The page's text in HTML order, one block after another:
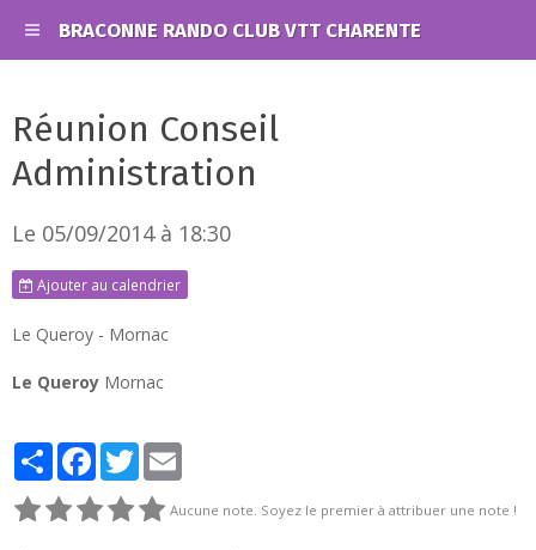
BRACONNE RANDO CLUB VTT CHARENTE
Réunion Conseil
Administration
Le 05/09/2014 à 18:30
Ajouter au calendrier
Le Queroy - Mornac
Le Queroy Mornac
PartagerFacebook
Twitter
Aucune note. Soyez le premier à attribuer une note !